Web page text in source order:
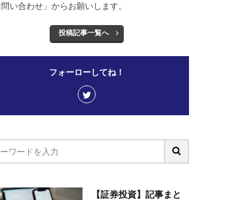
問い合わせ」からお願いします。
投稿記事一覧へ
フォーローしてね！
【証券投資】記事まと